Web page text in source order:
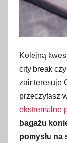
Kolejną
city break
zainteresuje
przeczytasz
ekstremalne
bagażu
pomysłu na